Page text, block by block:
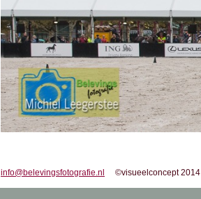
info@belevingsfotografie.nl ©visueelconcept 2014